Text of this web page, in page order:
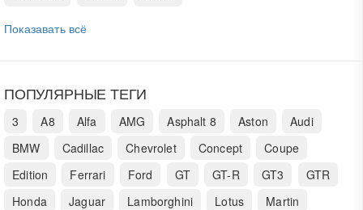
Показавать всё
ПОПУЛЯРНЫЕ ТЕГИ
3 A8 Alfa AMG Asphalt 8 Aston
Audi
BMW
Cadillac Chevrolet Concept
Coupe
Edition
Ferrari Ford GT GT-R GT3
GTR
Honda
Jaguar Lamborghini Lotus
Martin